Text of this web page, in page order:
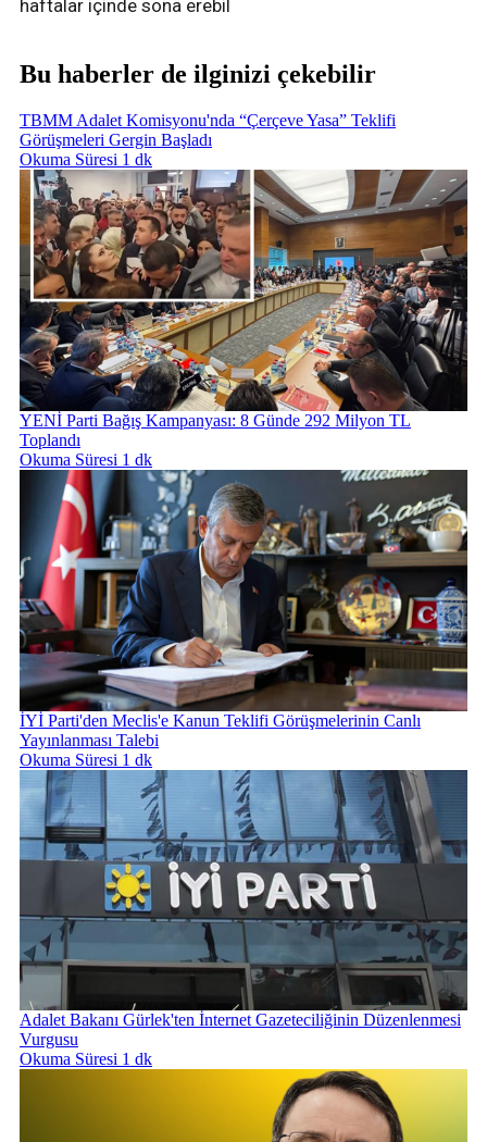
haftalar içinde sona erebil
Bu haberler de ilginizi çekebilir
TBMM Adalet Komisyonu'nda “Çerçeve Yasa” Teklifi
Görüşmeleri Gergin Başladı
Okuma Süresi 1 dk
YENİ Parti Bağış Kampanyası: 8 Günde 292 Milyon TL
Toplandı
Okuma Süresi 1 dk
İYİ Parti'den Meclis'e Kanun Teklifi Görüşmelerinin Canlı
Yayınlanması Talebi
Okuma Süresi 1 dk
Adalet Bakanı Gürlek'ten İnternet Gazeteciliğinin Düzenlenmesi
Vurgusu
Okuma Süresi 1 dk